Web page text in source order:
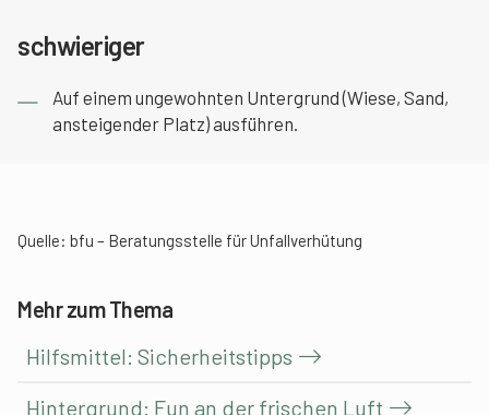
schwieriger
Auf einem ungewohnten Untergrund (Wiese, Sand,
ansteigender Platz) ausführen.
Quelle: bfu – Beratungsstelle für Unfallverhütung
Mehr zum Thema
Hilfsmittel: Sicherheitstipps
Hintergrund: Fun an der frischen Luft